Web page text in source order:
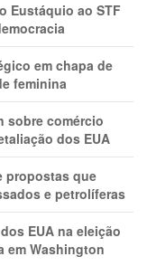
Eustáquio ao STF
em chapa de
feminina
sobre comércio
dos EUA
propostas que
e petrolíferas
EUA na eleição
em Washington